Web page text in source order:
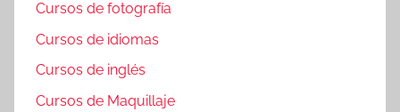
Cursos de fotografía
Cursos de idiomas
Cursos de inglés
Cursos de Maquillaje